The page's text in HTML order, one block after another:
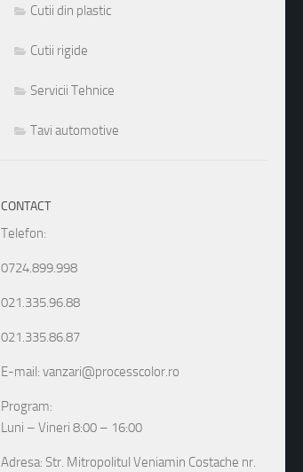
Cutii din plastic
Cutii rigide
Servicii Tehnice
Tavi automotive
CONTACT
Telefon:
0724.899.998
021.335.96.88
021.335.86.87
E-mail: vanzari@processcolor.ro
Program:
Luni – Vineri 8:00 – 16:00
Adresa: Str. Mitropolitul Veniamin Costache nr.